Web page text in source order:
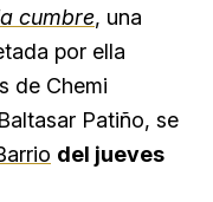
cumbre, una
por ella
de Chemi
Patiño, se
del jueves